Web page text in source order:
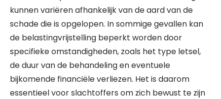
kunnen variëren afhankelijk van de aard van de
schade die is opgelopen. In sommige gevallen kan
de belastingvrijstelling beperkt worden door
specifieke omstandigheden, zoals het type letsel,
de duur van de behandeling en eventuele
bijkomende financiële verliezen. Het is daarom
essentieel voor slachtoffers om zich bewust te zijn